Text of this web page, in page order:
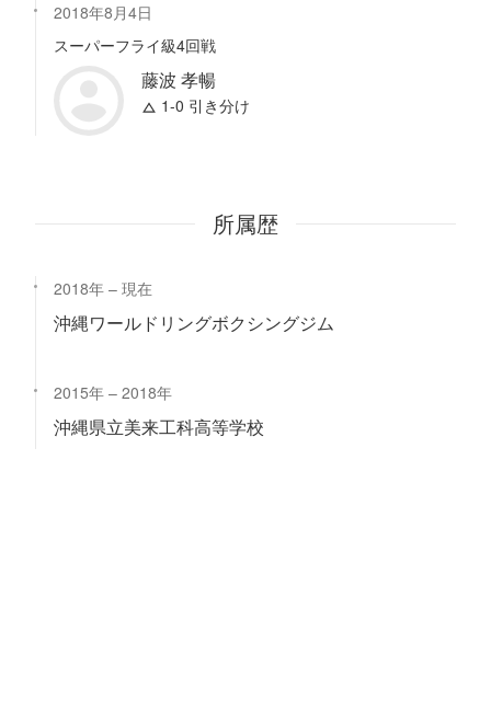
2018年8月4日
スーパーフライ級4回戦
藤波 孝暢
1-0 引き分け
所属歴
2018年 現在
沖縄ワールドリングボクシングジム
2015年 2018年
沖縄県立美来工科高等学校